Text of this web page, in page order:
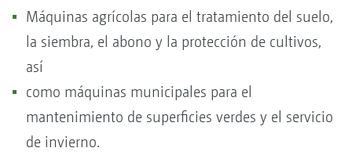
Máquinas agrícolas para el tratamiento del suelo,
la siembra, el abono y la protección de cultivos,
así
como máquinas municipales para el
mantenimiento de superficies verdes y el servicio
de invierno.